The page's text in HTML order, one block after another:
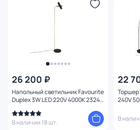
26 200 ₽
Напольный светильник Favourite
Duplex 3W LED 220V 4000K 2324-
В наличии 18 шт.
22
Торшер
240V
В